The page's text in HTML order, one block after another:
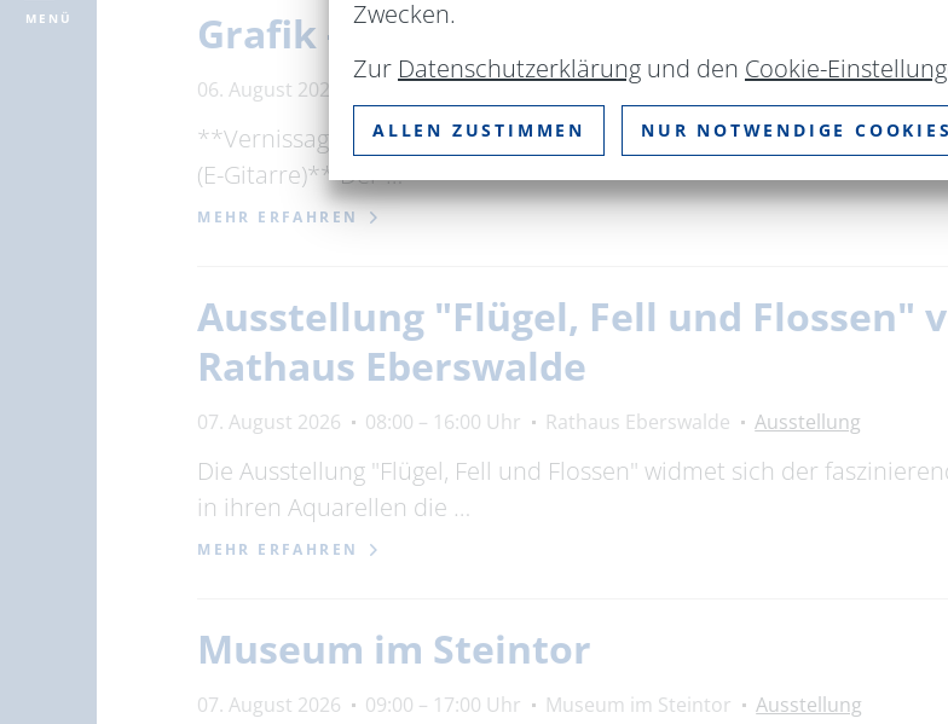
MENÜ
Grafik - Emaille
06. August 2026 16:00 – 17:30 Uhr Galerie Fenster Ausstellung
**Vernissage am Donnerstag, 30. Juli 2026, 19 Uhr **
(E-Gitarre)** Der …
MEHR ERFAHREN
Ausstellung "Flügel, Fell und Flossen"
Rathaus Eberswalde
07. August 2026 08:00 – 16:00 Uhr Rathaus Eberswalde Ausstellung
Die Ausstellung "Flügel, Fell und Flossen" widmet sich der
in ihren Aquarellen die …
MEHR ERFAHREN
Museum im Steintor
07. August 2026 09:00 – 17:00 Uhr Museum im Steintor Ausstellung
Zwecken.
Zur Datenschutzerklärung und den Cookie-
ALLEN ZUSTIMMEN NUR NOTWENDIGE